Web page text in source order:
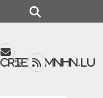
cries@mnhn.lu
"> Feed